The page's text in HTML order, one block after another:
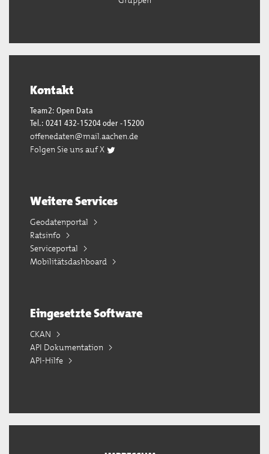
Kontakt
Team2: Open Data
Tel.: 0241 432-15204 oder -15200
offenedaten@mail.aachen.de
Folgen Sie uns auf X
Weitere Services
Geodatenportal
Ratsinfo
Serviceportal
Mobilitätsdashboard
Eingesetzte Software
CKAN
API Dokumentation
API-Hilfe